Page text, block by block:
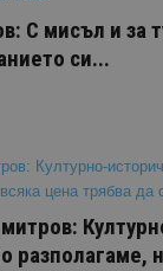
С мисъл и за
си...
разполагаме,